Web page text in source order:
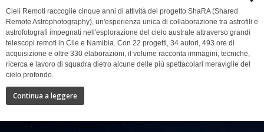
Cieli Remoti raccoglie cinque anni di attività del progetto ShaRA (Shared
Remote Astrophotography), un'esperienza unica di collaborazione tra astrofili e
astrofotografi impegnati nell'esplorazione del cielo australe attraverso grandi
telescopi remoti in Cile e Namibia. Con 22 progetti, 34 autori, 493 ore di
acquisizione e oltre 330 elaborazioni, il volume racconta immagini, tecniche,
ricerca e lavoro di squadra dietro alcune delle più spettacolari meraviglie del
cielo profondo.
Continua a leggere